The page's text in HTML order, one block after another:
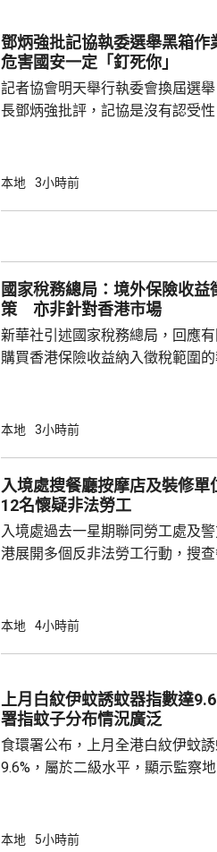
地旅客體驗後表示，以往點餐前
招牌菜式，較為耗時，而AI能因
薦適合的菜式；又指自己不...
鄧炳強批記協執委選舉黑箱
危害國安一定「釘死你」
記者協會明天舉行執委會換屆選
長鄧炳強批評，記協是沒有認受性
有，難以稱得上做香港記者協會；
為捍衛新聞自由而身陷囹圄。他
濫用職工會名義，從事與職工會無
本地 3小時前
國家稅務總局：境外保險收益
策 亦非針對香港市場
新華社引述國家稅務總局，回應
購買香港保險收益納入徵稅範圍的
行納稅義務，境外保險收益也屬於
從境外取得，包括保險收益在內，
個人所得稅，是國際通行做法，亦
所得稅法實施以來，一直堅持的基
本地 3小時前
入境處搜餐廳按摩店及裝修
12名懷疑非法勞工
入境處過去一星期聯同勞工處及
港展開多個反非法勞工行動，搜查
紙」。至於涉嫌聘用相關非法勞工
本地 4小時前
上月白紋伊蚊誘蚊器指數達
署指蚊子分布情況廣泛
食環署公布，上月全港白紋伊蚊
9.6%，屬於二級水平，顯示監察地
德、長沙灣及馬鞍山，大多位於區
本地 5小時前